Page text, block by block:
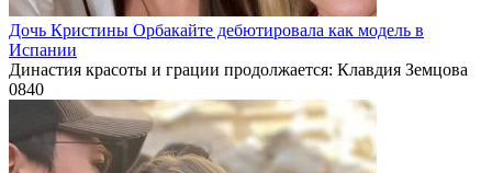
Дочь Кристины Орбакайте дебютировала как модель в
Испании
Династия красоты и грации продолжается: Клавдия Земцова
0840